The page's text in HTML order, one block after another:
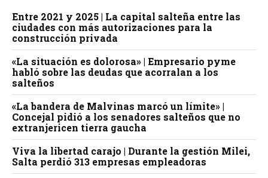
Entre 2021 y 2025 | La capital salteña entre las
ciudades con más autorizaciones para la
construcción privada
«La situación es dolorosa» | Empresario pyme
habló sobre las deudas que acorralan a los
salteños
«La bandera de Malvinas marcó un límite» |
Concejal pidió a los senadores salteños que no
extranjericen tierra gaucha
Viva la libertad carajo | Durante la gestión Milei,
Salta perdió 313 empresas empleadoras